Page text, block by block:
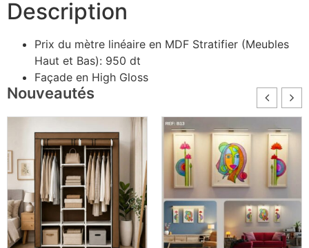
Description
Prix du mètre linéaire en MDF Stratifier (Meubles
Haut et Bas): 950 dt
Façade en High Gloss
Nouveautés